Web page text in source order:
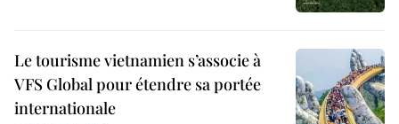
Le tourisme vietnamien s’associe à
VFS Global pour étendre sa portée
internationale